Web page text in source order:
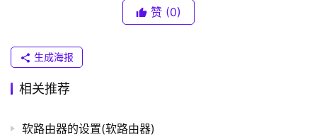
t
p
括设置MAC地址过滤、IP地址过滤、开启防火墙等。这些措
施可以保护用户的网络安全，防止病毒、木马等恶意软件的
攻击。
总的来说，192.168.0.1是路由器管理地址之一，用户可
作。然而，在操作前需要注意保证电脑与路由器的连接正
赞 (0)
生成海报
相关推荐
软路由器的设置(软路由器)